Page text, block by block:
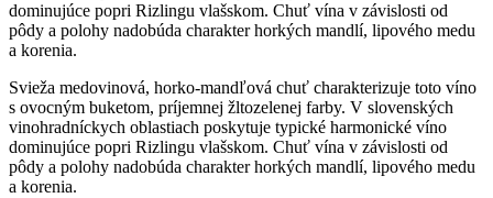
dominujúce popri Rizlingu vlašskom. Chuť vína v závislosti od
pôdy a polohy nadobúda charakter horkých mandlí, lipového medu
a korenia.
Svieža medovinová, horko-mandľová chuť charakterizuje toto víno
s ovocným buketom, príjemnej žltozelenej farby. V slovenských
vinohradníckych oblastiach poskytuje typické harmonické víno
dominujúce popri Rizlingu vlašskom. Chuť vína v závislosti od
pôdy a polohy nadobúda charakter horkých mandlí, lipového medu
a korenia.